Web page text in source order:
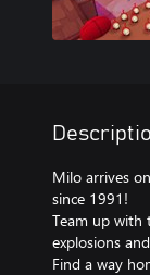
Milo arrives
since 1991!
Team up with
explosions
Find a way